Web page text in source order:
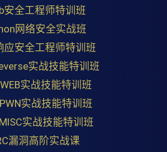
安全工程师特训班
网络安全实战班
应安全工程师特训班
实战技能特训班
实战技能特训班
实战技能特训班
实战技能特训班
漏洞高阶实战课